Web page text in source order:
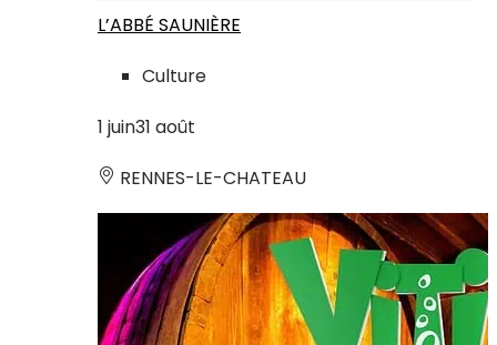
L’ABBÉ SAUNIÈRE
Culture
1 juin31 août
RENNES-LE-CHATEAU